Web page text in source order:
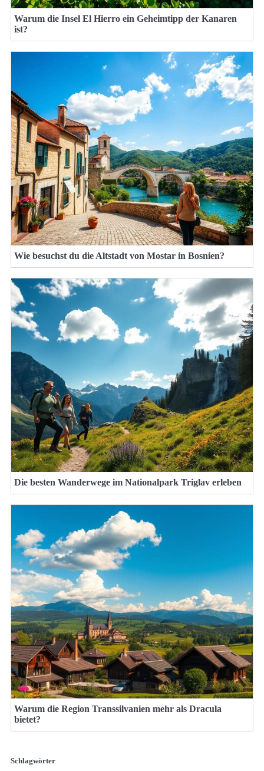
Warum die Insel El Hierro ein Geheimtipp der Kanaren
ist?
Wie besuchst du die Altstadt von Mostar in Bosnien?
Die besten Wanderwege im Nationalpark Triglav erleben
Warum die Region Transsilvanien mehr als Dracula
bietet?
Schlagwörter